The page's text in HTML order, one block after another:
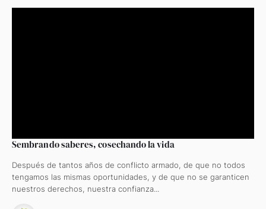
Sembrando saberes, cosechando la vida
Después de tantos años de conflicto armado, de que no todos
tengamos las mismas oportunidades, y de que no se garanticen
nuestros derechos, nuestra confianza...